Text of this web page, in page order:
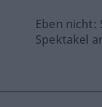
Eben nicht:
Spektakel